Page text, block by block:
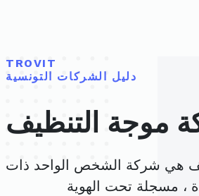
TROVIT
دليل الشركات التونسية
موجة التنظيف
هي شركة الشخص الواحد ذات
، مسجلة تحت الهوية